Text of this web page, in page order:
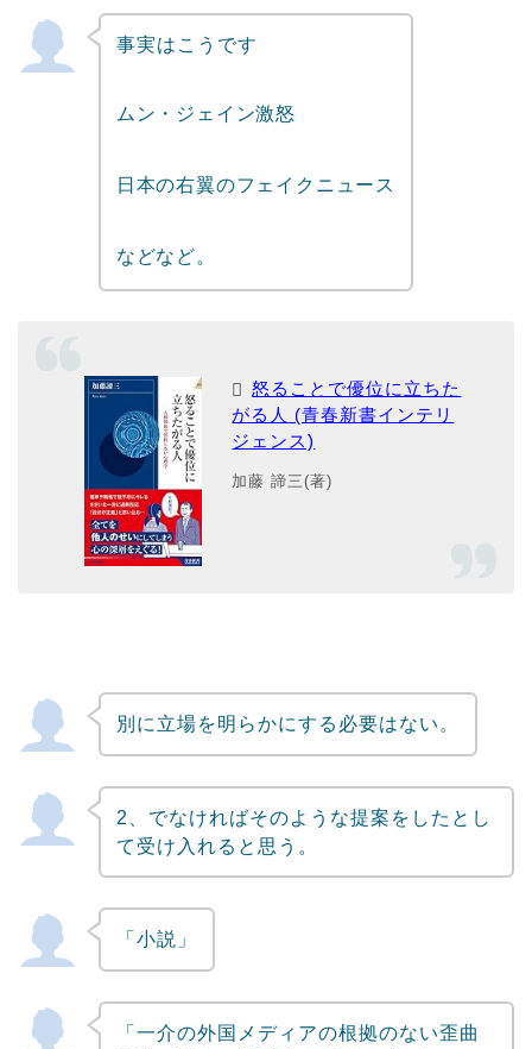
事実はこうです
ムン・ジェイン激怒
日本の右翼のフェイクニュース
などなど。
怒ることで優位に立ちた
がる人 (青春新書インテリ
ジェンス)
加藤 諦三(著)
別に立場を明らかにする必要はない。
2、でなければそのような提案をしたとし
て受け入れると思う。
「小説」
「一介の外国メディアの根拠のない歪曲